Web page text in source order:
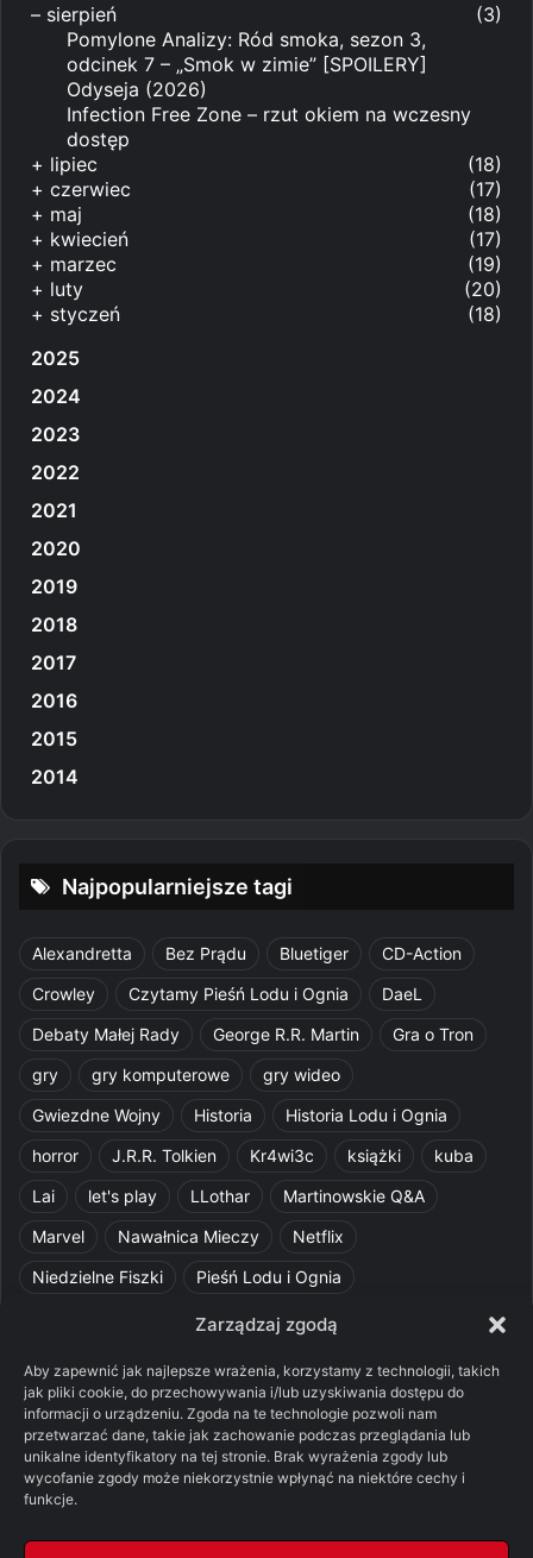
Zarządzaj zgodą
Aby zapewnić jak najlepsze wrażenia, korzystamy z technologii, takich
jak pliki cookie, do przechowywania i/lub uzyskiwania dostępu do
informacji o urządzeniu. Zgoda na te technologie pozwoli nam
przetwarzać dane, takie jak zachowanie podczas przeglądania lub
unikalne identyfikatory na tej stronie. Brak wyrażenia zgody lub
wycofanie zgody może niekorzystnie wpłynąć na niektóre cechy i
funkcje.
– sierpień
(3)
Pomylone Analizy: Ród smoka, sezon 3,
odcinek 7 – „Smok w zimie” [SPOILERY]
Odyseja (2026)
Infection Free Zone – rzut okiem na wczesny
dostęp
+ lipiec
(18)
+ czerwiec
(17)
+ maj
(18)
+ kwiecień
(17)
+ marzec
(19)
+ luty
(20)
+ styczeń
(18)
2025
2024
2023
2022
2021
2020
2019
2018
2017
2016
2015
2014
Najpopularniejsze tagi
Alexandretta Bez Prądu Bluetiger
CD-Action
Crowley
Czytamy Pieśń Lodu i Ognia
DaeL
Debaty Małej Rady
George R.R. Martin
Gra o Tron
gry
gry komputerowe
gry wideo
Gwiezdne Wojny
Historia
Historia Lodu i Ognia
horror
J.R.R. Tolkien Kr4wi3c książki
kuba
Lai
let's play LLothar
Martinowskie Q&A
Marvel
Nawałnica Mieczy
Netflix
Niedzielne Fiszki
Pieśń Lodu i Ognia
Pquelim
Pytania do maesterów
recenzja książki
Ród Smoka Silmarillion
SithFrog
Starcie Królów
Star Wars
Szalone Teorie
Tolkienowskie Q&A
Voo
Wieści z Cytadeli